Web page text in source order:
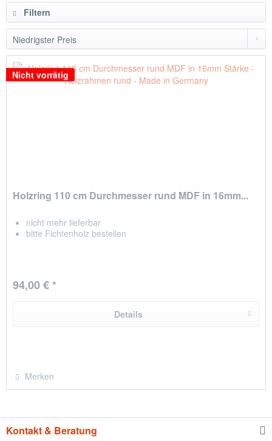
Filtern
Nicht vorrätig
Holzring 110 cm Durchmesser rund MDF in 16mm...
nicht mehr lieferbar
bitte Fichtenholz bestellen
94,00 € *
Details
Merken
Kontakt & Beratung